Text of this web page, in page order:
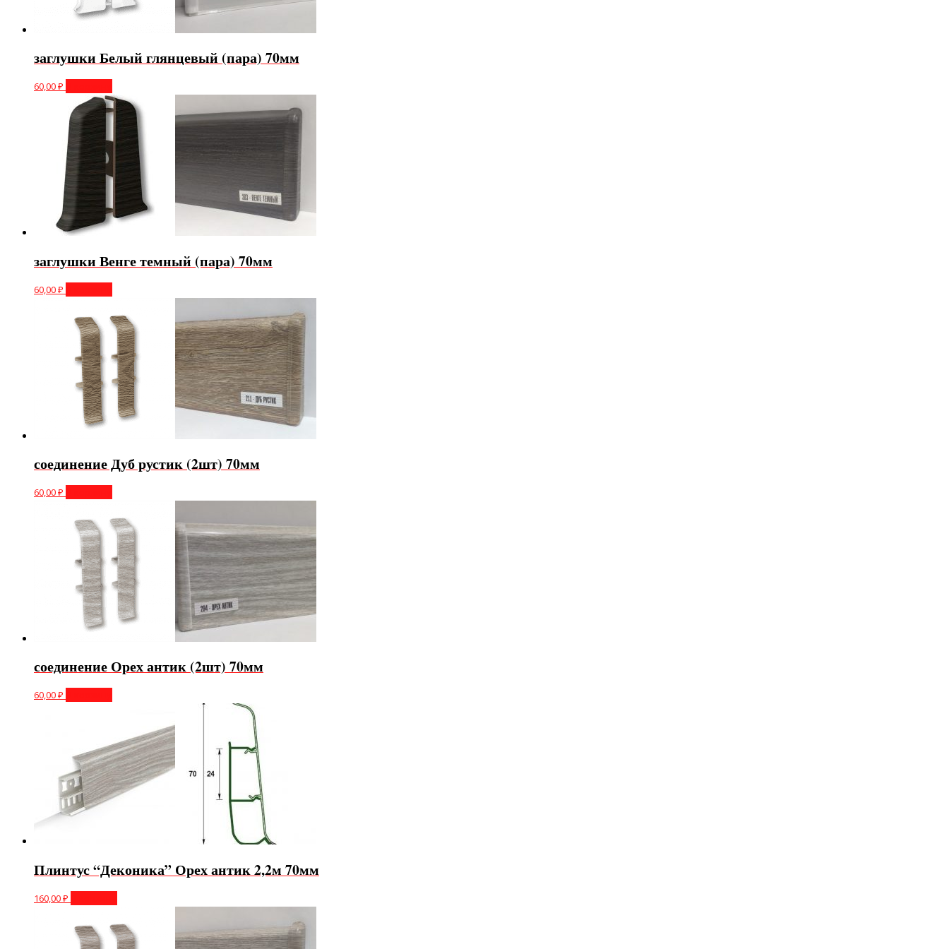
заглушки Белый глянцевый (пара) 70мм
60,00₽
заглушки Венге темный (пара) 70мм
60,00₽
соединение Дуб рустик (2шт) 70мм
60,00₽
соединение Орех антик (2шт) 70мм
60,00₽
Плинтус “Деконика” Орех антик 2,2м 70мм
160,00₽